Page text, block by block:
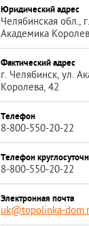
Юридический адрес
Челябинская обл.,
Академика
Фактический адрес
г. Челябинск, ул.
Королева, 42
Телефон
8-800-550-20-22
Телефон
8-800-550-20-22
Электронная почта
uk@topolinka-